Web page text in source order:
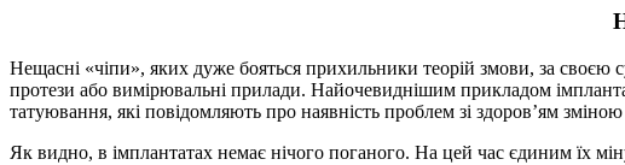
Нещасні «чіпи», яких дуже бояться прихильники теорій змови, за своєю
протези або вимірювальні прилади. Найочевиднішим прикладом
татуювання, які повідомляють про наявність проблем зі здоров’ям
Як видно, в імплантатах немає нічого поганого. На цей час єдиним їх